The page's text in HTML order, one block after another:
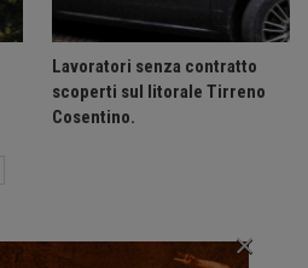
Lavoratori senza contratto
scoperti sul litorale Tirreno
Cosentino.
×